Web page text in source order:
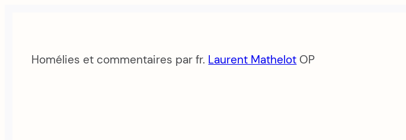
contenu
Homélies et commentaires par fr. Laurent Mathelot OP